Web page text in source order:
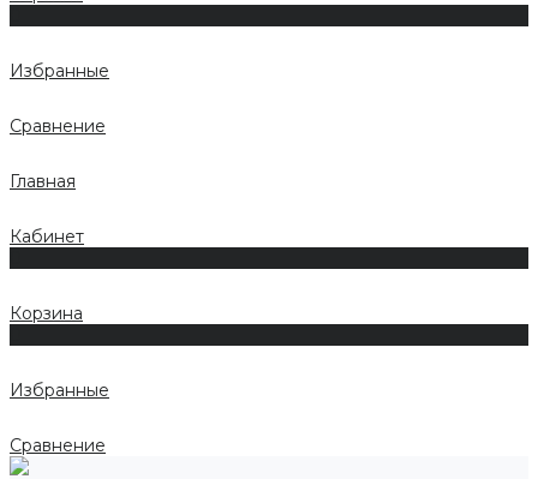
Избранные
Сравнение
Главная
Кабинет
Корзина
Избранные
Сравнение